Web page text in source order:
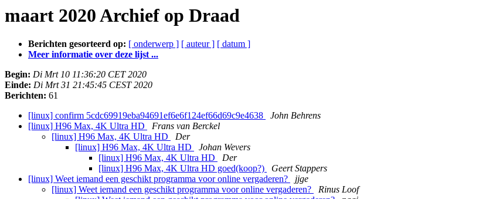
maart 2020 Archief op Draad
Berichten gesorteerd op: [ onderwerp ] [ auteur ] [ datum ]
Meer informatie over deze lijst ...
Begin: Di Mrt 10 11:36:20 CET 2020
Einde: Di Mrt 31 21:45:45 CEST 2020
Berichten: 61
[linux] confirm 5cdc69919eba94691ef6e6f124ef66d69c9e4638
John Behrens
[linux] H96 Max, 4K Ultra HD
Frans van Berckel
[linux] H96 Max, 4K Ultra HD
Der
[linux] H96 Max, 4K Ultra HD
Johan Wevers
[linux] H96 Max, 4K Ultra HD
Der
[linux] H96 Max, 4K Ultra HD goed(koop?)
Geert Stappers
[linux] Weet iemand een geschikt programma voor online vergaderen?
jjge
[linux] Weet iemand een geschikt programma voor online vergaderen?
Rinus Loof